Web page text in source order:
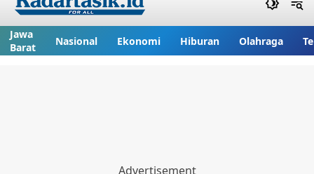
Jawa
Barat
Nasional Ekonomi Hiburan Olahraga